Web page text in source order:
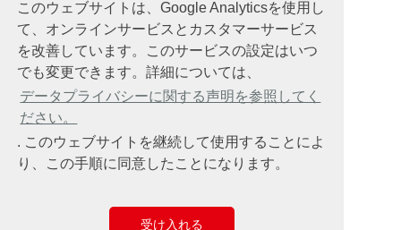
このウェブサイトは、Google Analyticsを使用し
て、オンラインサービスとカスタマーサービス
を改善しています。このサービスの設定はいつ
でも変更できます。詳細については、
データプライバシーに関する声明を参照してく
ださい。
. このウェブサイトを継続して使用することによ
り、この手順に同意したことになります。
受け入れる